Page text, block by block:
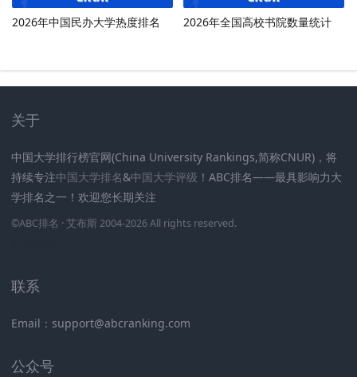
2026年中国民办大学热度排名 2026年全国高校书院数量统计
关于
中国大学排行榜官网(China University Rankings,简称CNUR)，将
持续专注中国大学排名&中国大学评级 ！ABC排名——最具影响力大
学排名之一！欢迎您长期关注
©ABC排名 · 艾布斯 2004-2026 All rights reserved.
联系
Email：support@abcranking.com
公众号